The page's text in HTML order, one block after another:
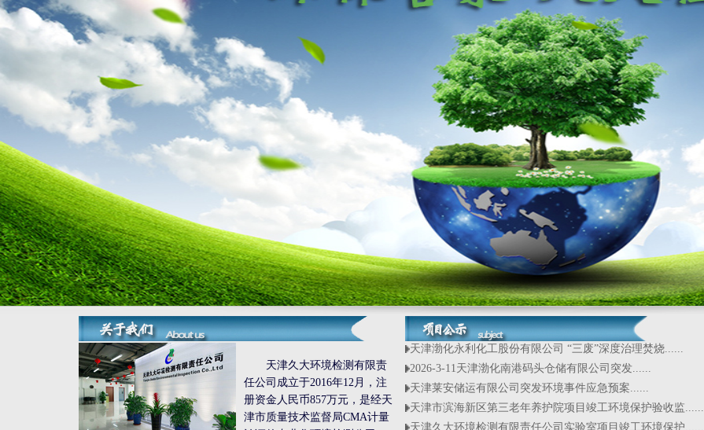
天津久大环境检测有限责
任公司成立于2016年12月，注
册资金人民币857万元，是经天
津市质量技术监督局CMA计量
天津渤化永利化工股份有限公司 “三废”深度治理焚烧......
2026-3-11天津渤化南港码头仓储有限公司突发......
天津莱安储运有限公司突发环境事件应急预案......
天津市滨海新区第三老年养护院项目竣工环境保护验收监......
天津久大环境检测有限责任公司实验室项目竣工环境保护......